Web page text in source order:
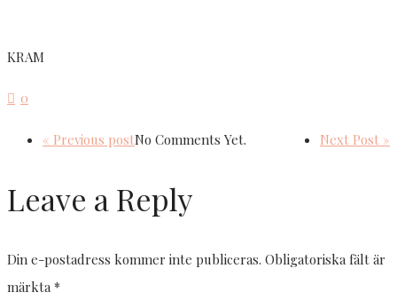
KRAM
0
« Previous post Next Post »
No Comments Yet.
Leave a Reply
Din e-postadress kommer inte publiceras. Obligatoriska fält är
märkta*